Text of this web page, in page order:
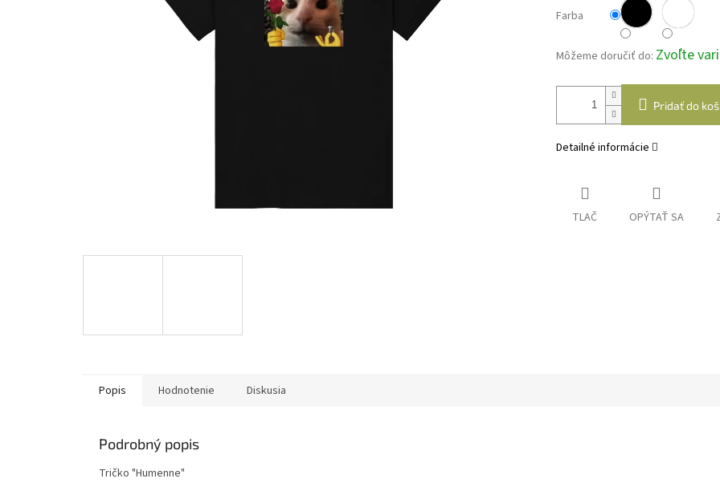
Farba
Môžeme doručiť do: Zvoľte
Pridať do
Detailné informácie
TLAČ OPÝTAŤ SA
Popis Hodnotenie Diskusia
Podrobný popis
Tričko "Humenne"